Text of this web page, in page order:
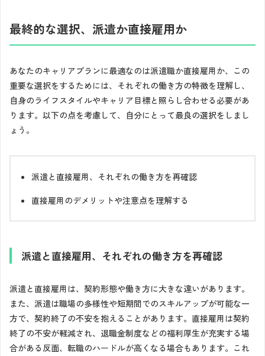
最終的な選択、派遣か直接雇用か
あなたのキャリアプランに最適なのは派遣職か直接雇用か、この
重要な選択をするためには、それぞれの働き方の特徴を理解し、
自身のライフスタイルやキャリア目標と照らし合わせる必要があ
ります。以下の点を考慮して、自分にとって最良の選択をしまし
ょう。
派遣と直接雇用、それぞれの働き方を再確認
直接雇用のデメリットや注意点を理解する
派遣と直接雇用、それぞれの働き方を再確認
派遣と直接雇用は、契約形態や働き方に大きな違いがあります。
また、派遣は職場の多様性や短期間でのスキルアップが可能な一
方で、契約終了の不安を抱えることがあります。直接雇用は契約
終了の不安が軽減され、退職金制度などの福利厚生が充実する場
合がある反面、転職のハードルが高くなる場合もあります。これ